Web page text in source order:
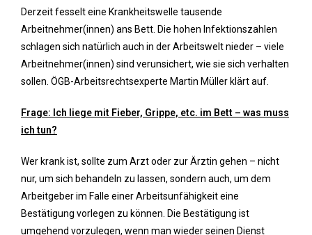
Derzeit fesselt eine Krankheitswelle tausende
Arbeitnehmer(innen) ans Bett. Die hohen Infektionszahlen
schlagen sich natürlich auch in der Arbeitswelt nieder – viele
Arbeitnehmer(innen) sind verunsichert, wie sie sich verhalten
sollen. ÖGB-Arbeitsrechtsexperte Martin Müller klärt auf.
Frage: Ich liege mit Fieber, Grippe, etc. im Bett – was muss
ich tun?
Wer krank ist, sollte zum Arzt oder zur Ärztin gehen – nicht
nur, um sich behandeln zu lassen, sondern auch, um dem
Arbeitgeber im Falle einer Arbeitsunfähigkeit eine
Bestätigung vorlegen zu können. Die Bestätigung ist
umgehend vorzulegen, wenn man wieder seinen Dienst